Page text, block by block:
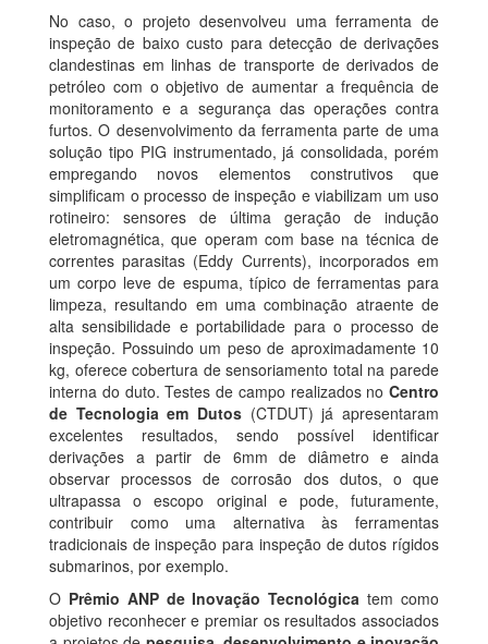
No caso, o projeto desenvolveu uma ferramenta de
inspeção de baixo custo para detecção de derivações
clandestinas em linhas de transporte de derivados de
petróleo com o objetivo de aumentar a frequência de
monitoramento e a segurança das operações contra
furtos. O desenvolvimento da ferramenta parte de uma
solução tipo PIG instrumentado, já consolidada, porém
empregando novos elementos construtivos que
simplificam o processo de inspeção e viabilizam um uso
rotineiro: sensores de última geração de indução
eletromagnética, que operam com base na técnica de
correntes parasitas (Eddy Currents), incorporados em
um corpo leve de espuma, típico de ferramentas para
limpeza, resultando em uma combinação atraente de
alta sensibilidade e portabilidade para o processo de
inspeção. Possuindo um peso de aproximadamente 10
kg, oferece cobertura de sensoriamento total na parede
interna do duto. Testes de campo realizados no Centro
de Tecnologia em Dutos (CTDUT) já apresentaram
excelentes resultados, sendo possível identificar
derivações a partir de 6mm de diâmetro e ainda
observar processos de corrosão dos dutos, o que
ultrapassa o escopo original e pode, futuramente,
contribuir como uma alternativa às ferramentas
tradicionais de inspeção para inspeção de dutos rígidos
submarinos, por exemplo.
O Prêmio ANP de Inovação Tecnológica tem como
objetivo reconhecer e premiar os resultados associados